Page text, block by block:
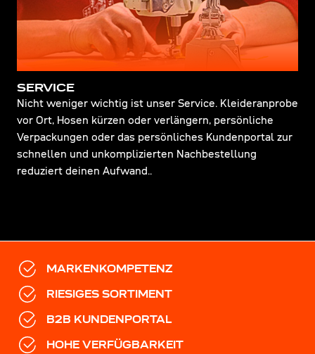
SERVICE
Nicht weniger wichtig ist unser Service. Kleideranprobe
vor Ort, Hosen kürzen oder verlängern, persönliche
Verpackungen oder das persönliches Kundenportal zur
schnellen und unkomplizierten Nachbestellung
reduziert deinen Aufwand..
MARKENKOMPETENZ
RIESIGES SORTIMENT
B2B KUNDENPORTAL
HOHE VERFÜGBARKEIT